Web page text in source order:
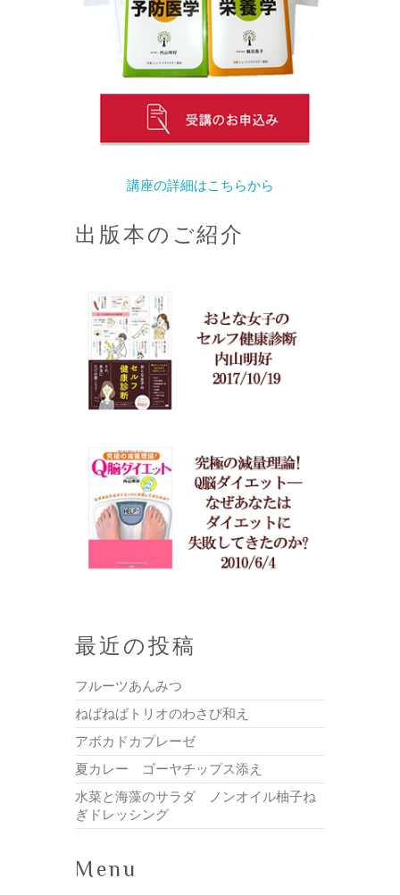
講座の詳細はこちらから
出版本のご紹介
最近の投稿
フルーツあんみつ
ねばねばトリオのわさび和え
アボカドカプレーゼ
夏カレー ゴーヤチップス添え
水菜と海藻のサラダ ノンオイル柚子ね
ぎドレッシング
Menu